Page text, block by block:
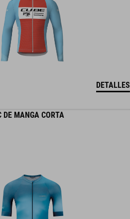
DETALLES
MANGA CORTA